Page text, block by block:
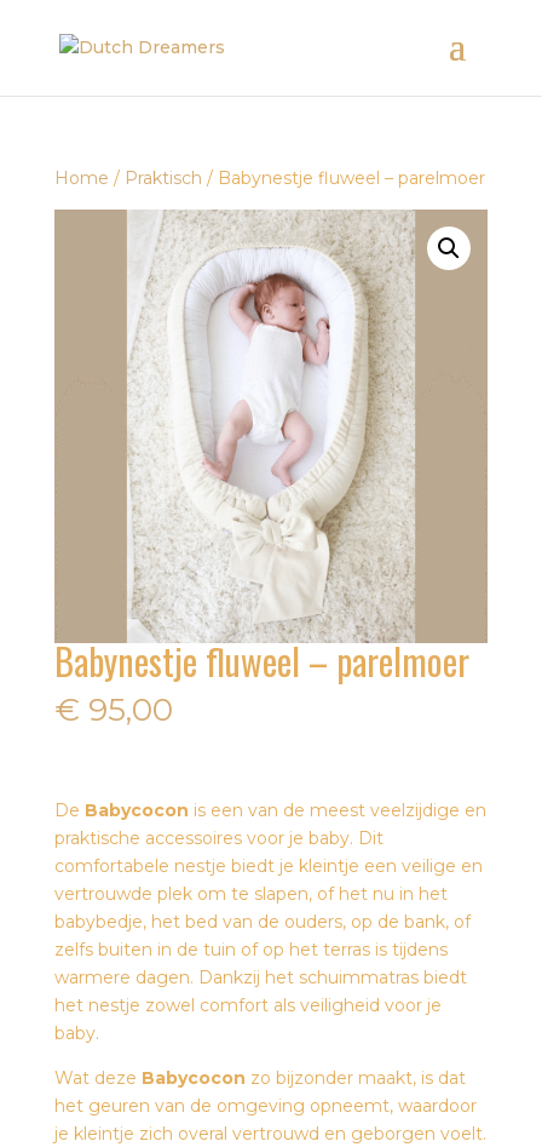
Home / Praktisch / Babynestje fluweel – parelmoer
Babynestje fluweel – parelmoer
€ 95,00
De Babycocon is een van de meest veelzijdige en
praktische accessoires voor je baby. Dit
comfortabele nestje biedt je kleintje een veilige en
vertrouwde plek om te slapen, of het nu in het
babybedje, het bed van de ouders, op de bank, of
zelfs buiten in de tuin of op het terras is tijdens
warmere dagen. Dankzij het schuimmatras biedt
het nestje zowel comfort als veiligheid voor je
baby.
Wat deze Babycocon zo bijzonder maakt, is dat
het geuren van de omgeving opneemt, waardoor
je kleintje zich overal vertrouwd en geborgen voelt.